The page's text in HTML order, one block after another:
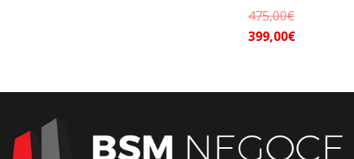
475,00€
475,00€.
399,00€Le
est :